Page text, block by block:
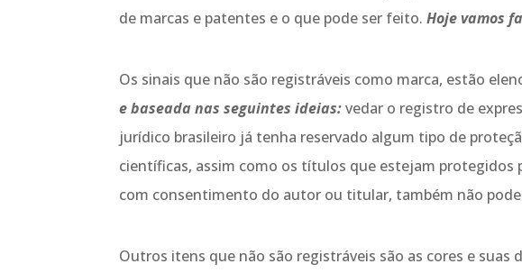
de marcas e patentes e o que pode ser feito. Hoje vamos
Os sinais que não são registráveis como marca, estão
e baseada nas seguintes ideias:vedar o registro de
jurídico brasileiro já tenha reservado algum tipo de
científicas, assim como os títulos que estejam protegidos
com consentimento do autor ou titular, também não
Outros itens que não são registráveis são as cores e